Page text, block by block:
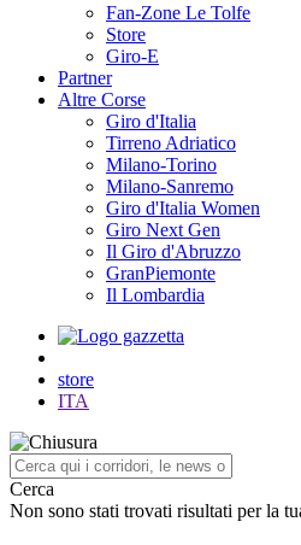
Fan-Zone Le Tolfe
Store
Giro-E
Partner
Altre Corse
Giro d'Italia
Tirreno Adriatico
Milano-Torino
Milano-Sanremo
Giro d'Italia Women
Giro Next Gen
Il Giro d'Abruzzo
GranPiemonte
Il Lombardia
store
ITA
Cerca
Non sono stati trovati risultati per la